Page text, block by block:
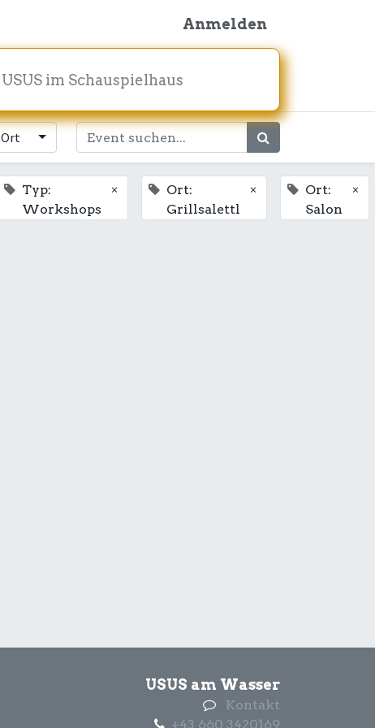
Anmelden
USUS im Schauspielhaus
Ort
Typ:
Workshops
×
Ort:
Grillsalettl
×
Ort:
Salon
×
USUS am Wasser
Kontakt
+43 660 3420169